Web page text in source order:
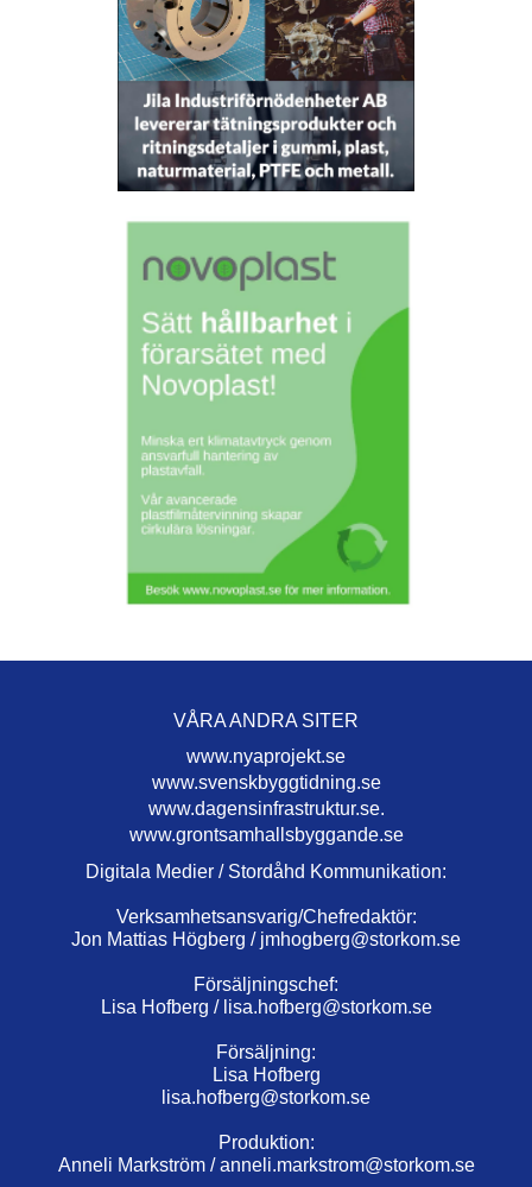
VÅRA ANDRA SITER
www.nyaprojekt.se
www.svenskbyggtidning.se
www.dagensinfrastruktur.se.
www.grontsamhallsbyggande.se
Digitala Medier / Stordåhd Kommunikation:
Verksamhetsansvarig/Chefredaktör:
Jon Mattias Högberg / jmhogberg@storkom.se
Försäljningschef:
Lisa Hofberg / lisa.hofberg@storkom.se
Försäljning:
Lisa Hofberg
lisa.hofberg@storkom.se
Produktion:
Anneli Markström /anneli.markstrom@storkom.se